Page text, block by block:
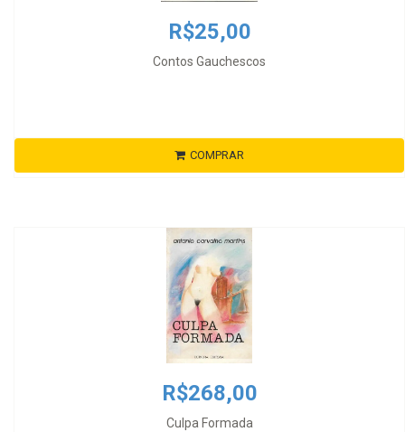
R$25,00
Contos Gauchescos
COMPRAR
R$268,00
Culpa Formada